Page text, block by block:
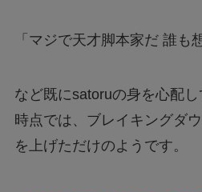
「マジで天才脚本家だ 誰も
など既にsatoruの身を心配
時点では、ブレイキングダ
を上げただけのようです。